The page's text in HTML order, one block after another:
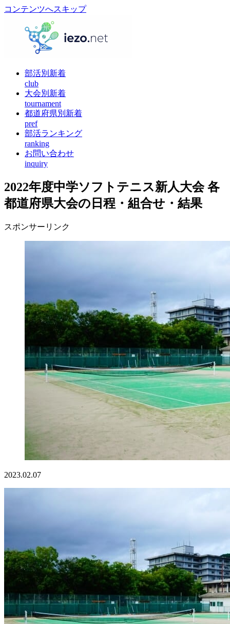
コンテンツへスキップ
部活別新着
club
大会別新着
tournament
都道府県別新着
pref
部活ランキング
ranking
お問い合わせ
inquiry
2022年度中学ソフトテニス新人大会 各
都道府県大会の日程・組合せ・結果
スポンサーリンク
2023.02.07